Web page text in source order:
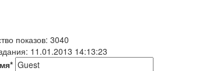
показов: 3040
11.01.2013 14:13:23
*